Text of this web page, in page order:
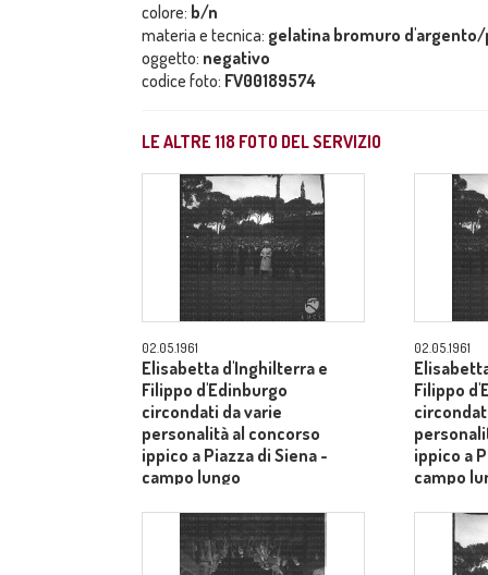
colore: b/n
materia e tecnica: gelatina bromuro
oggetto: negativo
codice foto: FV00189574
LE ALTRE118 FOTO DEL SERVIZIO
02.05.1961
Elisabetta d'Inghilterra e
Filippo d'Edinburgo
circondati da varie
personalità al concorso
ippico a Piazza di Siena -
campo lungo
02.05.1961
Filippo
ippico a
campo